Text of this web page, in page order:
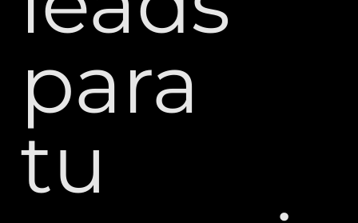
para
tu